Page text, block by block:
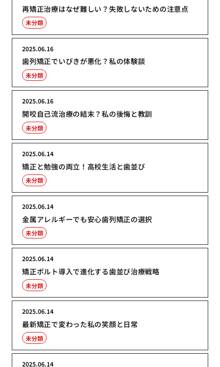
再矯正治療はなぜ難しい？失敗しないための注意点
未分類
歯列矯正でいびきが悪化？私の体験談
2025.06.16
未分類
開咬自己流治療の結末？私の後悔と教訓
2025.06.16
未分類
矯正と勉強の両立！高校生活と歯並び
2025.06.14
未分類
金属アレルギーでも安心歯列矯正の選択
2025.06.14
未分類
矯正ボルト導入で進化する歯並び治療戦略
2025.06.14
未分類
最新矯正で変わった私の笑顔と日常
2025.06.14
未分類
2025.06.14